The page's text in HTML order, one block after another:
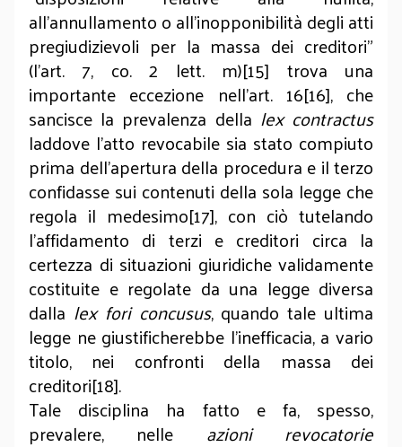
all'annullamento o all'inopponibilità degli atti
pregiudizievoli per la massa dei creditori”
(l’art. 7, co. 2 lett. m)[15] trova una
importante eccezione nell’art. 16[16], che
sancisce la prevalenza della lex contractus
laddove l’atto revocabile sia stato compiuto
prima dell’apertura della procedura e il terzo
confidasse sui contenuti della sola legge che
regola il medesimo[17], con ciò tutelando
l’affidamento di terzi e creditori circa la
certezza di situazioni giuridiche validamente
costituite e regolate da una legge diversa
dalla lex fori concusus, quando tale ultima
legge ne giustificherebbe l’inefficacia, a vario
titolo, nei confronti della massa dei
creditori[18].
Tale disciplina ha fatto e fa, spesso,
prevalere, nelle azioni revocatorie